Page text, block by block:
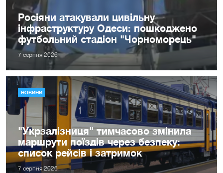
Росіяни атакували цивільну
інфраструктуру Одеси: пошкоджено
футбольний стадіон "Чорноморець"
7 серпня 2026
НОВИНИ
"Укрзалізниця" тимчасово змінила
маршрути поїздів через безпеку:
список рейсів і затримок
7 серпня 2026